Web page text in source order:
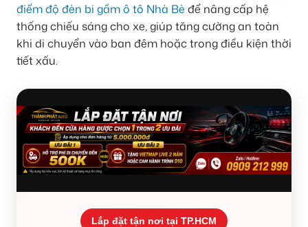
điểm độ đèn bi gầm ô tô Nhà Bè để nâng cấp hệ
thống chiếu sáng cho xe, giúp tăng cường an toàn
khi di chuyển vào ban đêm hoặc trong điều kiện thời
tiết xấu.
Lắp đặt tận nơi tại TP.HCM